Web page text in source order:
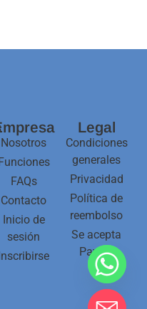
Nosotros
FAQs
Contacto
Inicio de
sesión
Legal
Condiciones
generales
Privacidad
Política de
reembolso
Se acepta
Paypal